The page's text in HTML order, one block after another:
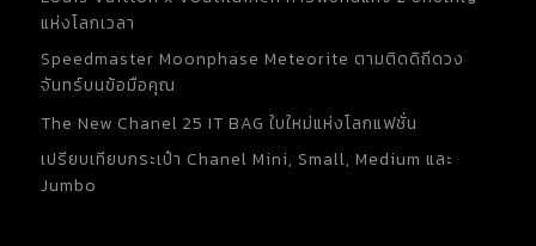
แห่งโลกเวลา
Speedmaster Moonphase Meteorite ตามติดดิถีดวง
จันทร์บนข้อมือคุณ
The New Chanel 25 IT BAG ใบใหม่แห่งโลกแฟชั่น
เปรียบเทียบกระเป๋า Chanel Mini, Small, Medium และ
Jumbo